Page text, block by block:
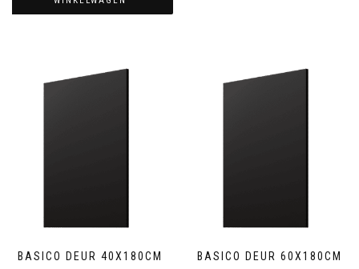
BASICO DEUR 40X180CM BASICO DEUR 60X180CM